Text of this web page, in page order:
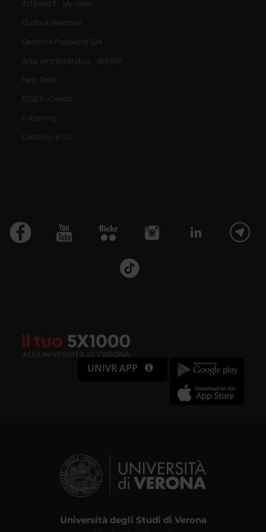
INTRANET - My Univr
Outlook Webmail
Gestione Password GIA
Area amministrativa - dbERW
Help Desk
ESSE3 - Cineca
E-learning
Cedolino e CU
UNIVR APP
Università degli Studi di Verona